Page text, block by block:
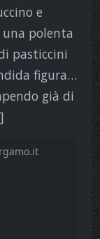
e
una polenta
pasticcini
figura…
già di